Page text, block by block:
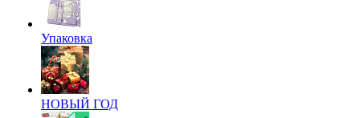
Упаковка
НОВЫЙ ГОД